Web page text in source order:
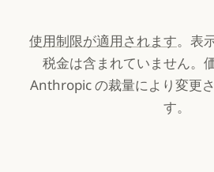
使用制限が適用されます。表
税金は含まれていません。
Anthropic の裁量により変更
す。